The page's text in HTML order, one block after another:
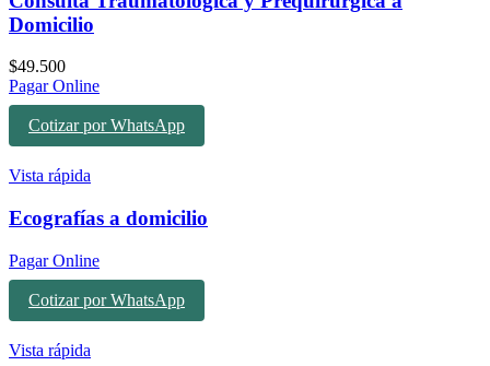
Domicilio
$49.500
Pagar Online
Cotizar por WhatsApp
Vista rápida
Ecografías a domicilio
Pagar Online
Cotizar por WhatsApp
Vista rápida